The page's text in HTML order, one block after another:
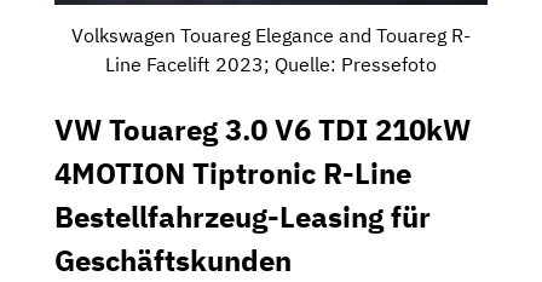
Volkswagen Touareg Elegance and Touareg R-
Line Facelift 2023; Quelle: Pressefoto
VW Touareg 3.0 V6 TDI 210kW
4MOTION Tiptronic R-Line
Bestellfahrzeug-Leasing für
Geschäftskunden